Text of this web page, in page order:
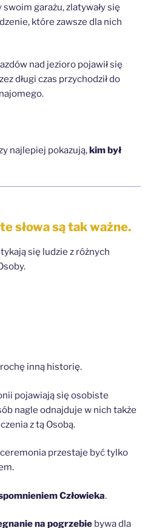
garażu, zlatywały się
które zawsze dla nich
nad jezioro pojawił się
długi czas przychodził do
najlepiej pokazują, kim był
słowa są tak ważne.
się ludzie z różnych
inną historię.
pojawiają się osobiste
nagle odnajduje w nich także
z tą Osobą.
przestaje być tylko
Człowieka.
na pogrzebie bywa dla